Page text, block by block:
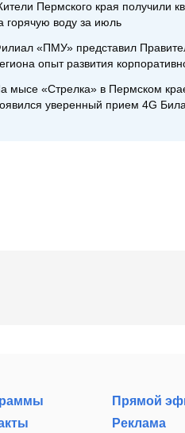
Пермского края получили
горячую воду за июль
«ПМУ» представил
опыт развития
мысе «Стрелка» в Пермском
уверенный прием 4G
Прямой
Реклама